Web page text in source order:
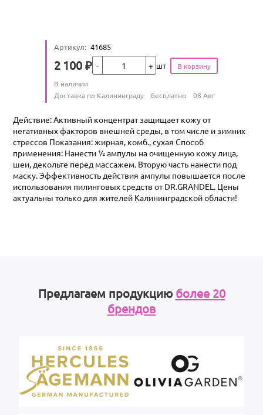
Артикул: 41685
Цена
2 100 ₽Кол-во шт
Количество
В наличии
Условия доставки
Доставка по Калининграду бесплатно 08 Авг
Действие: Активный концентрат защищает кожу от
негативных факторов внешней среды, в том числе и зимних
стрессов Показания: жирная, комб., сухая Способ
применения: Нанести ½ ампулы на очищенную кожу лица,
шеи, декольте перед массажем. Вторую часть нанести под
маску. Эффективность действия ампулы повышается после
использования пилинговых средств от DR.GRANDEL. Цены
актуальны только для жителей Калининградской области!
Предлагаем продукцию более 20
брендов